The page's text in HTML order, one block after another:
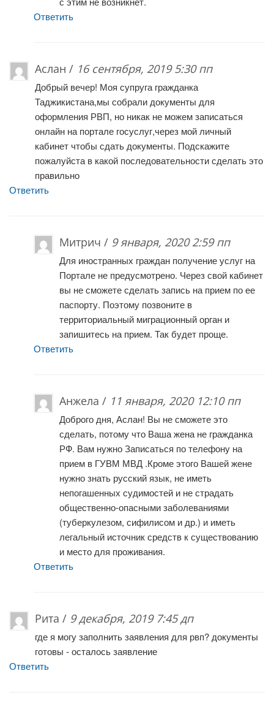
Ответить
Аслан / 16 сентября, 2019 5:30 пп
Добрый вечер! Моя супруга гражданка
Таджикистана,мы собрали документы для
оформления РВП, но никак не можем записаться
онлайн на портале госуслуг,через мой личный
кабинет чтобы сдать документы. Подскажите
пожалуйста в какой последовательности сделать это
правильно
Ответить
Митрич / 9 января, 2020 2:59 пп
Для иностранных граждан получение услуг на
Портале не предусмотрено. Через свой кабинет
вы не сможете сделать запись на прием по ее
паспорту. Поэтому позвоните в
территориальный миграционный орган и
запишитесь на прием. Так будет проще.
Ответить
Анжела / 11 января, 2020 12:10 пп
Доброго дня, Аслан! Вы не сможете это
сделать, потому что Ваша жена не гражданка
РФ. Вам нужно Записаться по телефону на
прием в ГУВМ МВД .Кроме этого Вашей жене
нужно знать русский язык, не иметь
непогашенных судимостей и не страдать
общественно-опасными заболеваниями
(туберкулезом, сифилисом и др.) и иметь
легальный источник средств к существованию
и место для проживания.
Ответить
Рита / 9 декабря, 2019 7:45 дп
где я могу заполнить заявления для рвп? документы
готовы - осталось заявление
Ответить